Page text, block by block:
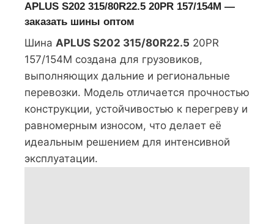
APLUS S202 315/80R22.5 20PR 157/154M —
заказать шины оптом
Шина APLUS S202 315/80R22.5 20PR
157/154M создана для грузовиков,
выполняющих дальние и региональные
перевозки. Модель отличается прочностью
конструкции, устойчивостью к перегреву и
равномерным износом, что делает её
идеальным решением для интенсивной
эксплуатации.